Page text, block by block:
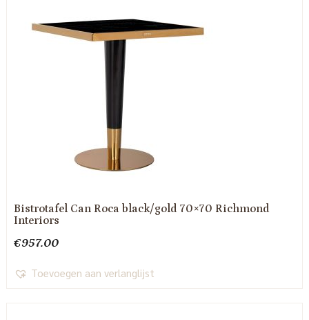
Bistrotafel Can Roca black/gold 70×70 Richmond
Interiors
€957.00
Toevoegen aan verlanglijst